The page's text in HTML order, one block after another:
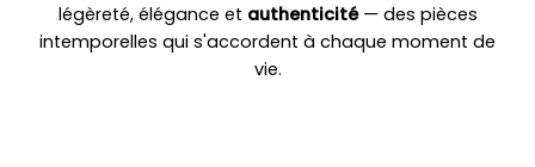
légèreté, élégance et authenticité— des pièces
intemporelles qui s'accordent à chaque moment de
vie.